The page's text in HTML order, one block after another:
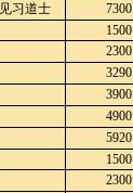
见习道士 7300
1500
2300
3290
3900
4900
5920
1500
2300